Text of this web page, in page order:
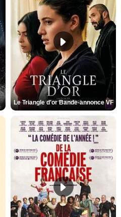
Le Triangle d'or Bande-annonce VF